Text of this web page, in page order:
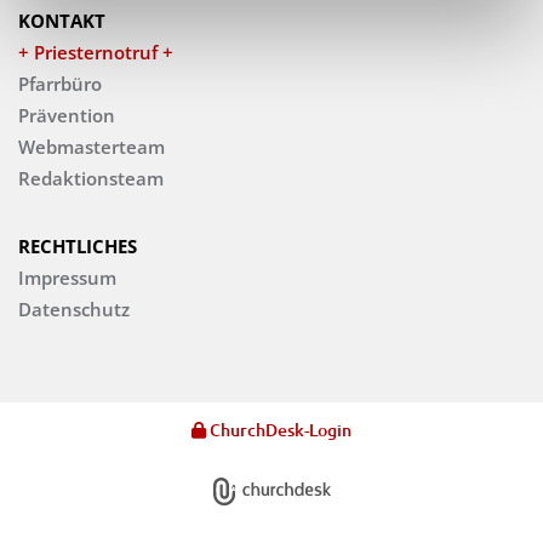
KONTAKT
+ Priesternotruf +
Pfarrbüro
Prävention
Webmasterteam
Redaktionsteam
RECHTLICHES
Impressum
Datenschutz
ChurchDesk-Login